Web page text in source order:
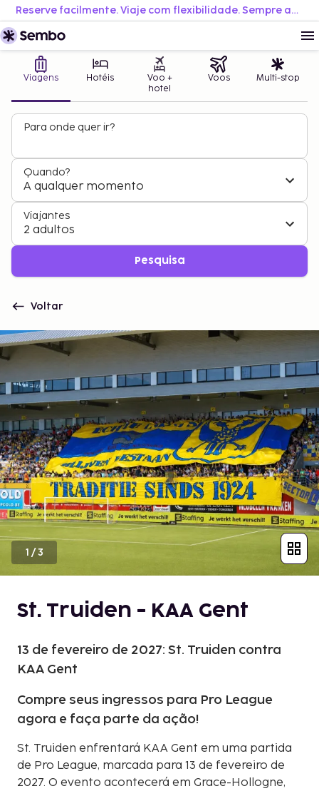
Reserve facilmente. Viaje com flexibilidade. Sempre ao melhor preço.
Viagens Hotéis
Voo +
hotel
Voos Multi-stop
Para onde quer ir?
Quando?
A qualquer momento
Viajantes
2 adultos
Pesquisa
Voltar
1 /3
St. Truiden - KAA Gent
13 de fevereiro de 2027: St. Truiden contra
KAA Gent
Compre seus ingressos para Pro League
agora e faça parte da ação!
St. Truiden enfrentará KAA Gent em uma partida
de Pro League, marcada para 13 de fevereiro de
2027. O evento acontecerá em Grace-Hollogne,